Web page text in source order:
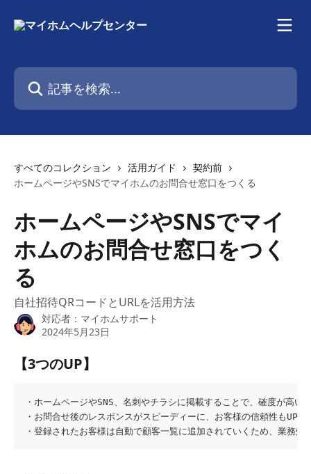
記事を検索...
すべてのコレクション 活用ガイド
契約前
ホームページやSNSでマイホムのお問合せ窓口をつくる
ホームページやSNSでマイ
ホムのお問合せ窓口をつく
る
自社招待QRコードとURLを活用方法
対応者： マイホムサポート
2024年5月23日
【3つのUP】
・ホームページやSNS、名刺やチラシに掲載することで、確度が高い
・お問合せ後のレスポンスがスピーディーに、お客様の信頼性もUP
・登録されたお客様は自動で顧客一覧に追加されていくため、業務効